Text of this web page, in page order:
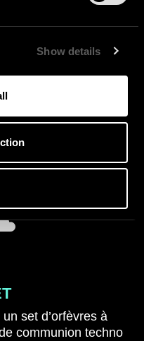
Show details
set d’orfèvres à
communion techno